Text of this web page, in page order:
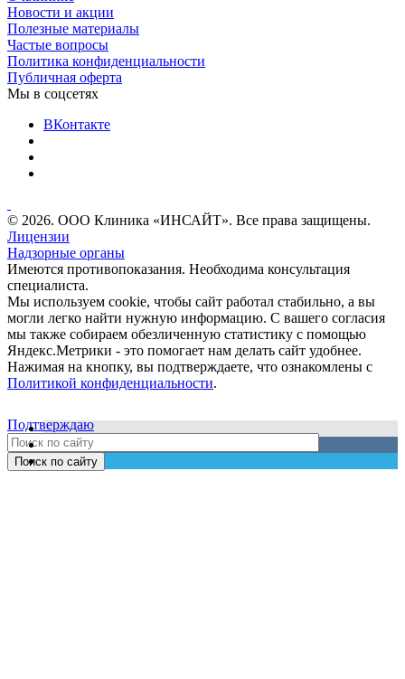
Новости и акции
Полезные материалы
Частые вопросы
Политика конфиденциальности
Публичная оферта
Мы в соцсетях
ВКонтакте
© 2026. ООО Клиника «ИНСАЙТ». Все права защищены.
Лицензии
Надзорные органы
Имеются противопоказания. Необходима консультация
специалиста.
Мы используем cookie, чтобы сайт работал стабильно, а вы
могли легко найти нужную информацию. С вашего согласия
мы также собираем обезличенную статистику с помощью
Яндекс.Метрики - это помогает нам делать сайт удобнее.
Нажимая на кнопку, вы подтверждаете, что ознакомлены с
Политикой конфиденциальности.
Подтверждаю
Поиск по сайту